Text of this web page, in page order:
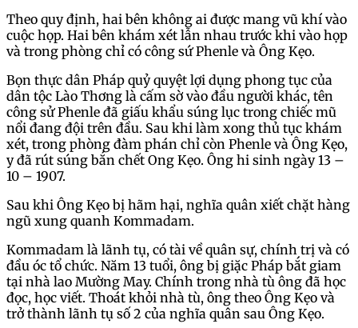
Theo quy định, hai bên không ai được mang vũ khí vào
cuộc họp. Hai bên khám xét lẫn nhau trước khi vào họp
và trong phòng chỉ có công sứ Phenle và Ông Kẹo.
Bọn thực dân Pháp quỷ quyệt lợi dụng phong tục của
dân tộc Lào Thơng là cấm sờ vào đầu người khác, tên
công sử Phenle đã giấu khẩu súng lục trong chiếc mũ
nổi đang đội trên đầu. Sau khi làm xong thủ tục khám
xét, trong phòng đàm phán chỉ còn Phenle và Ông Kẹo,
y đã rút súng bắn chết Ong Kẹo. Ông hi sinh ngày 13 –
10 – 1907.
Sau khi Ông Kẹo bị hãm hại, nghĩa quân xiết chặt hàng
ngũ xung quanh Kommadam.
Kommadam là lãnh tụ, có tài về quân sự, chính trị và có
đầu óc tổ chức. Năm 13 tuổi, ông bị giặc Pháp bắt giam
tại nhà lao Mường May. Chính trong nhà tù ông đã học
đọc, học viết. Thoát khỏi nhà tù, ông theo Ông Kẹo và
trở thành lãnh tụ số 2 của nghĩa quân sau Ông Kẹo.